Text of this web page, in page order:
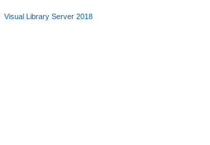
Visual Library Server 2018